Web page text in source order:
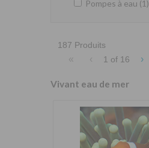
Pompes à eau (1)
187 Produits
« ‹ 1 of 16 ›
Vivant eau de mer